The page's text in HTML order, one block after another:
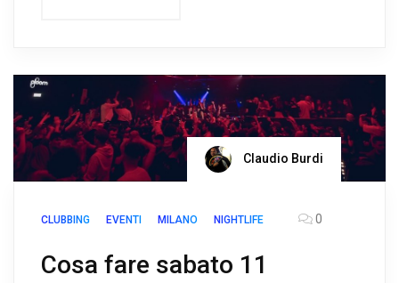
Claudio Burdi
CLUBBING EVENTI MILANO NIGHTLIFE 0
Cosa fare sabato 11